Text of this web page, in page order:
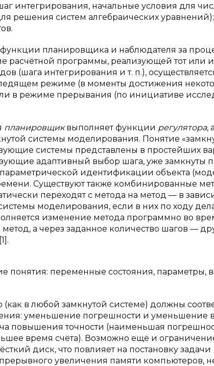
интегрирования, начальные условия для
решения систем алгебраических уравнений);
планировщика и наблюдателя за
программы, реализующей тот или
(шага интегрирования и т. п.),
режиме (в моменты достижения
в режиме прерывания (по инициативе
планировщиквыполняет функции регулятора, а
системы моделирования. Понятие
системы представлены в простейших
адаптивный выбор шага, уже замкнуты
идентификации объекта
Существуют также комбинированные
переходят с метода на метод — в
моделирования, если в них по ходу
изменение метода программно во
а через заданное количество шагов —
понятия: переменные состояния, параметры,
в любой замкнутой системе) должны
уменьшение погрешности и уменьшение
повышения точности (наименьшая
время счёта). Возможно ещё и
диск, что повлияет на постановку задачи
увеличения памяти компьютеров,